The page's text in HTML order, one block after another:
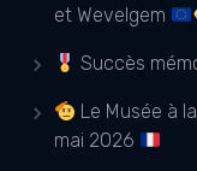
et Wevelgem
Succès
Le Musée à
mai 2026